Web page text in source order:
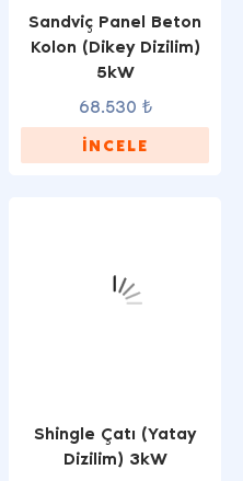
Sandviç Panel Beton
Kolon (Dikey Dizilim)
5kW
68.530 ₺
İNCELE
Shingle Çatı (Yatay
Dizilim) 3kW